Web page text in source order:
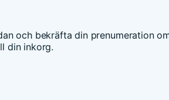
och bekräfta din prenumeration
din inkorg.